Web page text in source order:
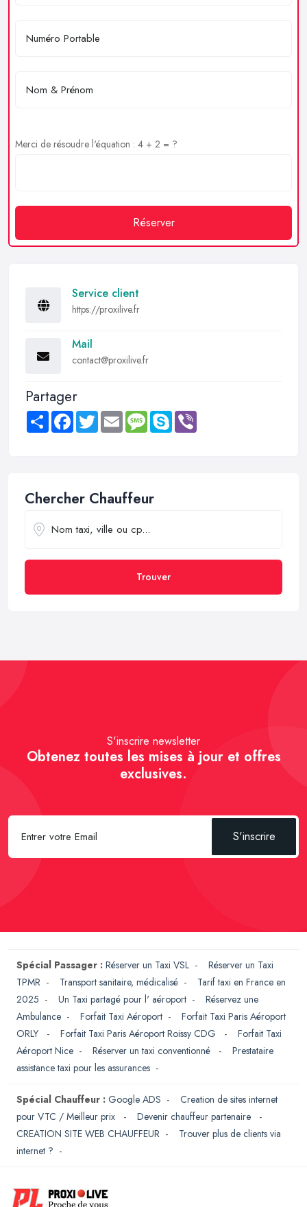
Merci de résoudre l'équation : 4 + 2 = ?
Réserver
Service client
https://proxilive.fr
Mail
contact@proxilive.fr
Partager
Share FacebookTwitter Email MessageSkype
Chercher Chauffeur
Trouver
S'inscrire newsletter
Obtenez toutes les mises à jour et offres
exclusives.
S'inscrire
Spécial Passager : Réserver un Taxi VSL - Réserver un Taxi
TPMR - Transport sanitaire, médicalisé - Tarif taxi en France en
2025 - Un Taxi partagé pour l' aéroport - Réservez une
Ambulance - Forfait Taxi Aéroport - Forfait Taxi Paris Aéroport
ORLY
- Forfait Taxi Paris Aéroport Roissy CDG - Forfait Taxi
Aéroport Nice - Réserver un taxi conventionné - Prestataire
assistance taxi pour les assurances -
Spécial Chauffeur : Google ADS - Creation de sites internet
pour VTC / Meilleur prix
- Devenir chauffeur partenaire
-
CREATION SITE WEB CHAUFFEUR - Trouver plus de clients via
internet ? -